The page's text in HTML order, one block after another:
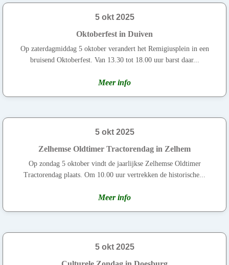
5 okt 2025
Oktoberfest in Duiven
Op zaterdagmiddag 5 oktober verandert het Remigiusplein in een
bruisend Oktoberfest. Van 13.30 tot 18.00 uur barst daar...
Meer info
5 okt 2025
Zelhemse Oldtimer Tractorendag in Zelhem
Op zondag 5 oktober vindt de jaarlijkse Zelhemse Oldtimer
Tractorendag plaats. Om 10.00 uur vertrekken de historische...
Meer info
5 okt 2025